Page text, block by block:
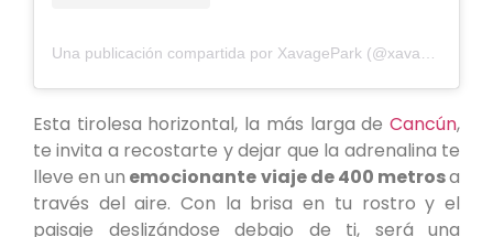
Esta tirolesa horizontal, la más larga de Cancún,
te invita a recostarte y dejar que la adrenalina te
lleve en un emocionante viaje de 400 metrosa
través del aire. Con la brisa en tu rostro y el
paisaje deslizándose debajo de ti, será una